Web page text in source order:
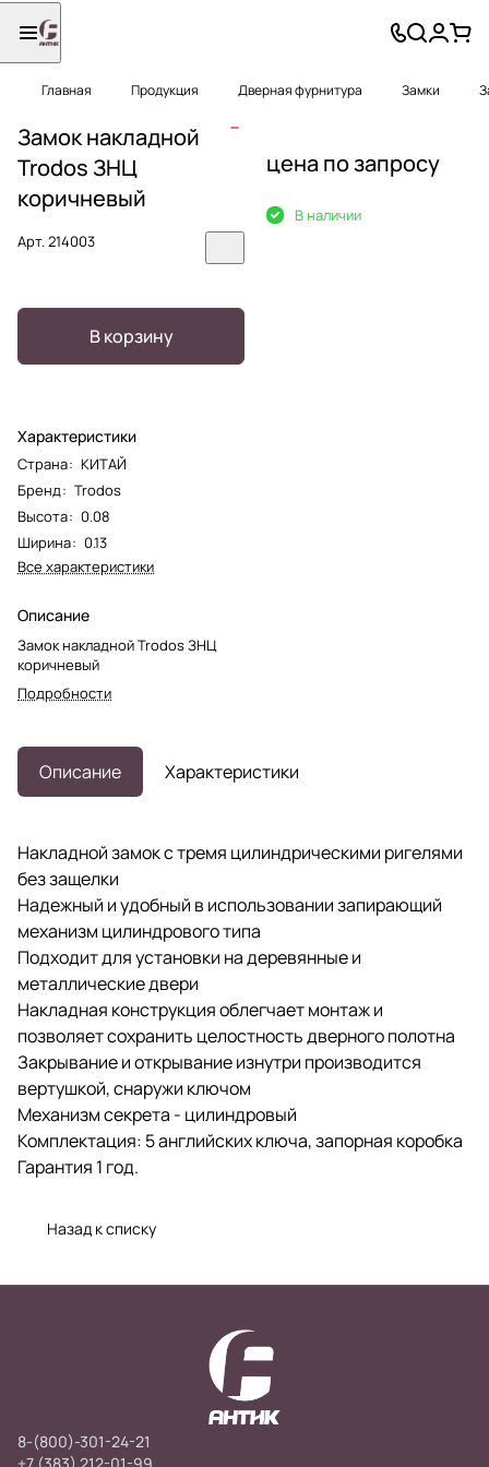
Главная Продукция Дверная фурнитура Замки
Замок накладной
Trodos ЗНЦ
коричневый
Арт.214003
В корзину
Характеристики
Страна: КИТАЙ
Бренд: Trodos
Высота: 0.08
Ширина: 0.13
Все характеристики
Описание
Замок накладной Trodos ЗНЦ
коричневый
Подробности
цена по запросу
В наличии
Описание Характеристики
Накладной замок с тремя цилиндрическими ригелями
без защелки
Надежный и удобный в использовании запирающий
механизм цилиндрового типа
Подходит для установки на деревянные и
металлические двери
Накладная конструкция облегчает монтаж и
позволяет сохранить целостность дверного полотна
Закрывание и открывание изнутри производится
вертушкой, снаружи ключом
Механизм секрета - цилиндровый
Комплектация: 5 английских ключа, запорная коробка
Гарантия 1 год.
Назад к списку
8-(800)-301-24-21